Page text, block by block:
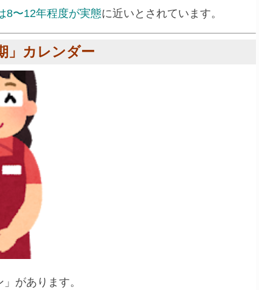
8〜12年程度が実態に近いとされています。
」カレンダー
があります。